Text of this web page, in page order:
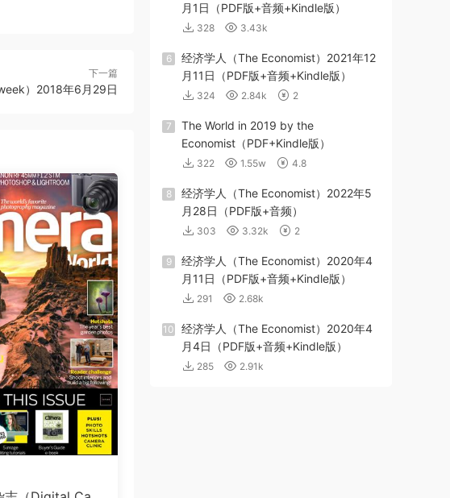
下一篇
）2018年6月29日
月1日（PDF版+音频+Kindle版）
328 3.43k
6
经济学人（The Economist）2021年12
月11日（PDF版+音频+Kindle版）
324 2.84k 2
7
The World in 2019 by the
Economist（PDF+Kindle版）
322 1.55w 4.8
8
经济学人（The Economist）2022年5
月28日（PDF版+音频）
303 3.32k 2
9
经济学人（The Economist）2020年4
月11日（PDF版+音频+Kindle版）
291 2.68k
10
经济学人（The Economist）2020年4
月4日（PDF版+音频+Kindle版）
285 2.91k